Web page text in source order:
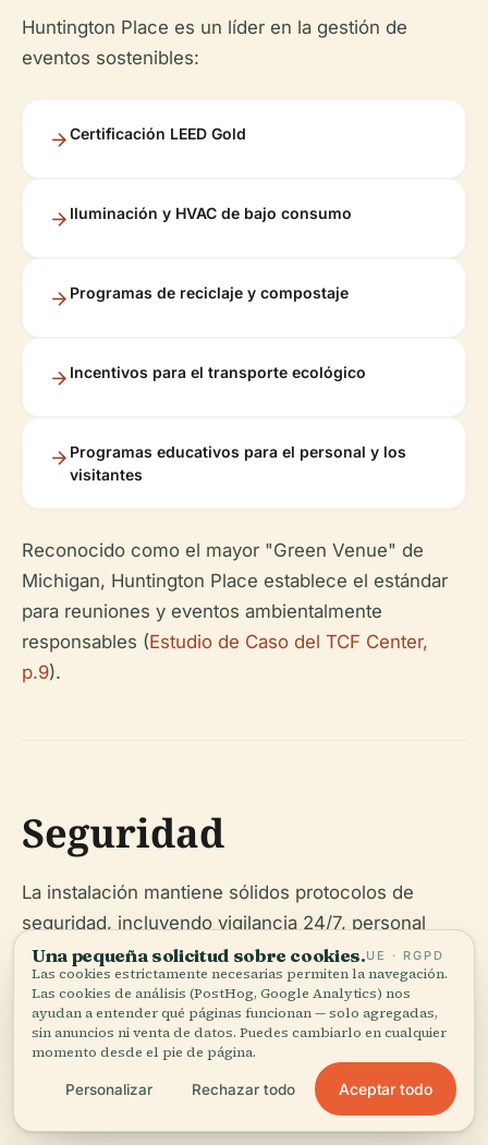
Huntington Place es un líder en la gestión de
eventos sostenibles:
Certificación LEED Gold
Iluminación y HVAC de bajo consumo
Programas de reciclaje y compostaje
Incentivos para el transporte ecológico
Programas educativos para el personal y los
visitantes
Reconocido como el mayor "Green Venue" de
Michigan, Huntington Place establece el estándar
para reuniones y eventos ambientalmente
responsables (Estudio de Caso del TCF Center,
p.9).
Seguridad
La instalación mantiene sólidos protocolos de
seguridad, incluyendo vigilancia 24/7, personal
capacitado y procedimientos de emergencia
claros. Objetos perdidos y servicios al cliente están
disponibles en la explanada principal.
Una pequeña solicitud sobre cookies.UE · RGPD
Las cookies estrictamente necesarias permiten la navegación.
Las cookies de análisis (PostHog, Google Analytics) nos
ayudan a entender qué páginas funcionan — solo agregadas,
sin anuncios ni venta de datos. Puedes cambiarlo en cualquier
momento desde el pie de página.
Personalizar Rechazar todo Aceptar todo